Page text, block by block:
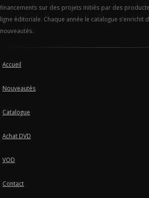
financements sur des projets initiés par des
ligne éditoriale. Chaque année le catalogue s’enrichit
nouveautés.
Accueil
Nouveautés
Catalogue
Achat DVD
VOD
Contact